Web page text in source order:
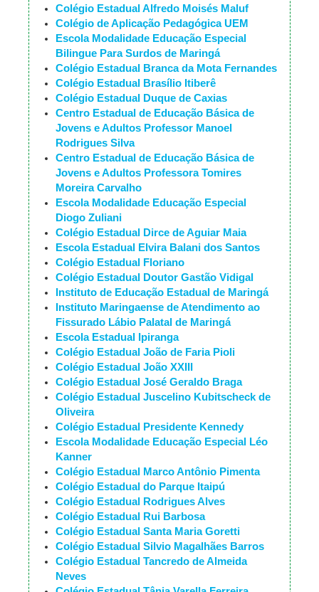
Colégio Estadual Alfredo Moisés Maluf
Colégio de Aplicação Pedagógica UEM
Escola Modalidade Educação Especial
Bilingue Para Surdos de Maringá
Colégio Estadual Branca da Mota Fernandes
Colégio Estadual Brasílio Itiberê
Colégio Estadual Duque de Caxias
Centro Estadual de Educação Básica de
Jovens e Adultos Professor Manoel
Rodrigues Silva
Centro Estadual de Educação Básica de
Jovens e Adultos Professora Tomires
Moreira Carvalho
Escola Modalidade Educação Especial
Diogo Zuliani
Colégio Estadual Dirce de Aguiar Maia
Escola Estadual Elvira Balani dos Santos
Colégio Estadual Floriano
Colégio Estadual Doutor Gastão Vidigal
Instituto de Educação Estadual de Maringá
Instituto Maringaense de Atendimento ao
Fissurado Lábio Palatal de Maringá
Escola Estadual Ipiranga
Colégio Estadual João de Faria Pioli
Colégio Estadual João XXIII
Colégio Estadual José Geraldo Braga
Colégio Estadual Juscelino Kubitscheck de
Oliveira
Colégio Estadual Presidente Kennedy
Escola Modalidade Educação Especial Léo
Kanner
Colégio Estadual Marco Antônio Pimenta
Colégio Estadual do Parque Itaipú
Colégio Estadual Rodrigues Alves
Colégio Estadual Rui Barbosa
Colégio Estadual Santa Maria Goretti
Colégio Estadual Silvio Magalhães Barros
Colégio Estadual Tancredo de Almeida
Neves